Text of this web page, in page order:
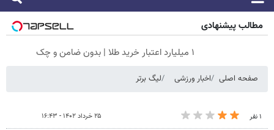
مطالب پیشنهادی
۱ میلیارد اعتبار خرید طلا | بدون ضامن و چک
صفحه اصلی اخبار ورزشی لیگ برتر
۱ نفر ۲۵ خرداد ۱۴۰۲ - ۱۶:۴۳